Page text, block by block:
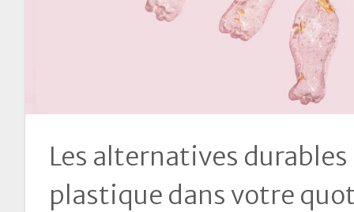
Les alternatives durables
plastique dans votre